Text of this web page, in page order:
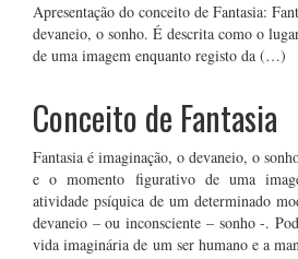
Apresentação do conceito de Fantasia:
devaneio, o sonho. É descrita como o
de uma imagem enquanto registo da (…)
Conceito de Fantasia
Fantasia é imaginação, o devaneio, o
e o momento figurativo de uma
atividade psíquica de um determinado
devaneio – ou inconsciente – sonho -.
vida imaginária de um ser humano e a